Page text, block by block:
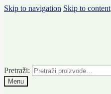
Skip to navigation Skip to content
Pretraži:
Menu